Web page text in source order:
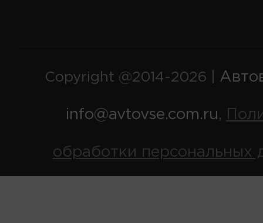
Copyright @2014-2026 |
info@avtovse.com.ru,
обработки персональных